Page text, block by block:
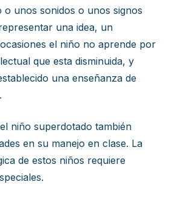
o unos sonidos o unos signos
una idea, un
el niño no aprende por
que esta disminuida, y
una enseñanza de
niño superdotado también
en su manejo en clase. La
de estos niños requiere